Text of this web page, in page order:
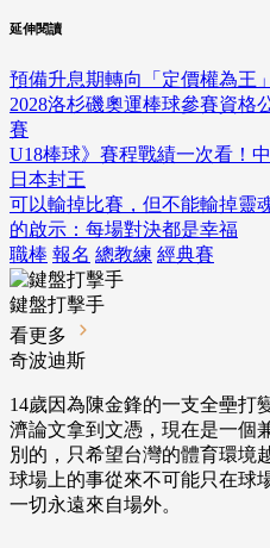
延伸閱讀
預備升息期轉向「定價權為王
2028洛杉磯奧運棒球參賽資格
賽
U18棒球》賽程戰績一次看！
日本封王
可以輸掉比賽，但不能輸掉靈
的啟示：每場對決都是幸福
職棒 報名 總教練 經典賽
鍵盤打擊手
看更多
奇波迪斯
14歲因為陳金鋒的一支全壘打
濟論文拿到文憑，現在是一個
別的，只希望台灣的體育環境
球場上的事從來不可能只在球
一切永遠來自場外。